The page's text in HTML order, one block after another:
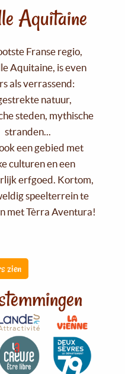
Aquitaine
Franse regio,
Aquitaine, is even
als verrassend:
natuur,
steden, mythische
stranden...
een gebied met
culturen en een
erfgoed. Kortom,
speelterrein te
met Tèrra Aventura!
zien